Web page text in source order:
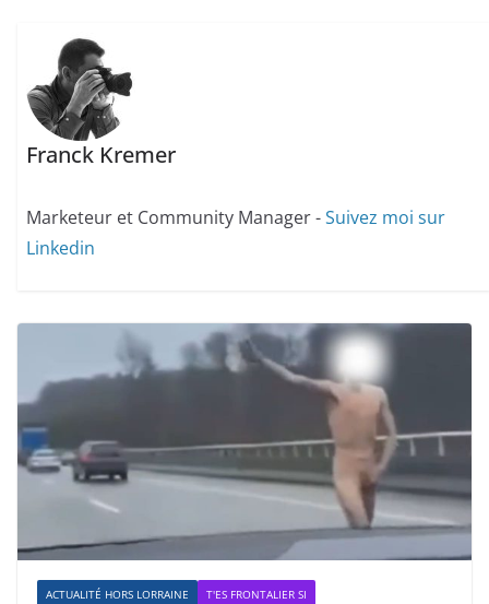
Franck Kremer
Marketeur et Community Manager -Suivez moi sur
Linkedin
ACTUALITÉ HORS LORRAINE T'ES FRONTALIER SI